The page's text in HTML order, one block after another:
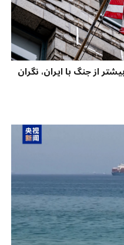
از جنگ با ایران، نگران